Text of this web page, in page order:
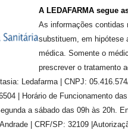
A LEDAFARMA segue
As informações contidas
substituem, em hipótese
médica. Somente o
prescrever o tratamento
Ledafarma | CNPJ:
| Horário de Funcionamento
a sábado das 09h às 20h.
| CRF/SP: 32109